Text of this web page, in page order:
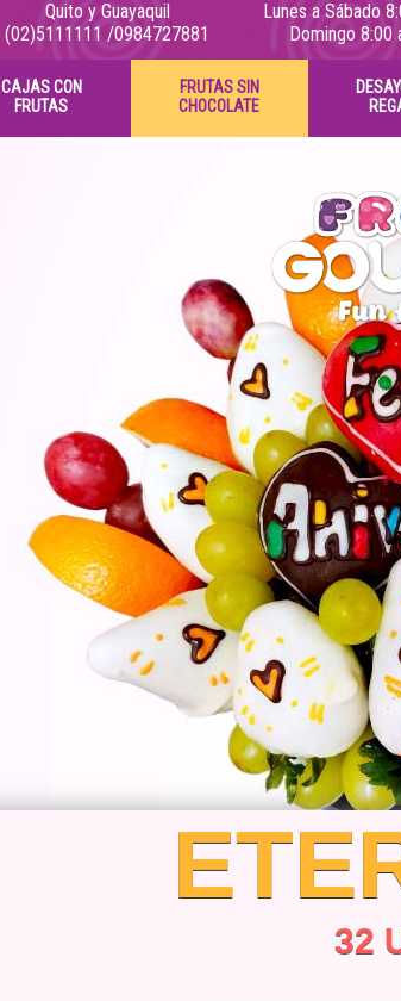
Quito y Guayaquil
(02)5111111 /0984727881
Lunes a Sábado
Domingo 8:00
CAJAS CON
FRUTAS
FRUTAS SIN
CHOCOLATE
32